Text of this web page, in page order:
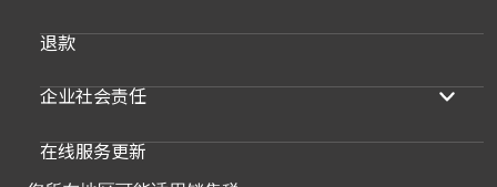
退款
企业社会责任
在线服务更新